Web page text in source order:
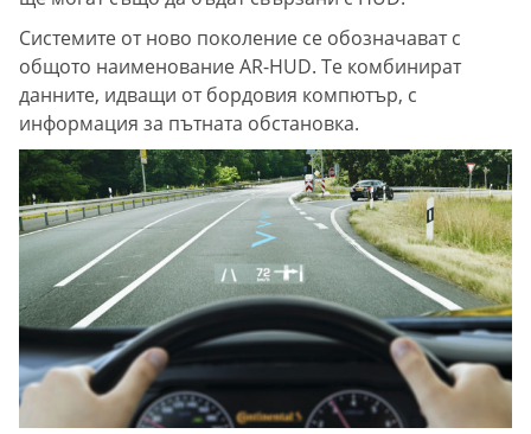
Системите от ново поколение се обозначават с
общото наименование AR-HUD. Те комбинират
данните, идващи от бордовия компютър, с
информация за пътната обстановка.